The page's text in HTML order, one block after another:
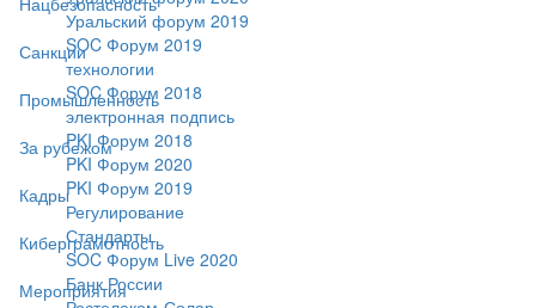
Санкции
Промышленность
За рубежом
Кадры
Киберграмотность
Мероприятия
Уральский форум 2019
SOC Форум 2019
технологии
SOC Форум 2018
электронная подпись
PKI Форум 2018
PKI Форум 2020
PKI Форум 2019
Регулирование
Стандарты
SOC Форум Live 2020
Банк России